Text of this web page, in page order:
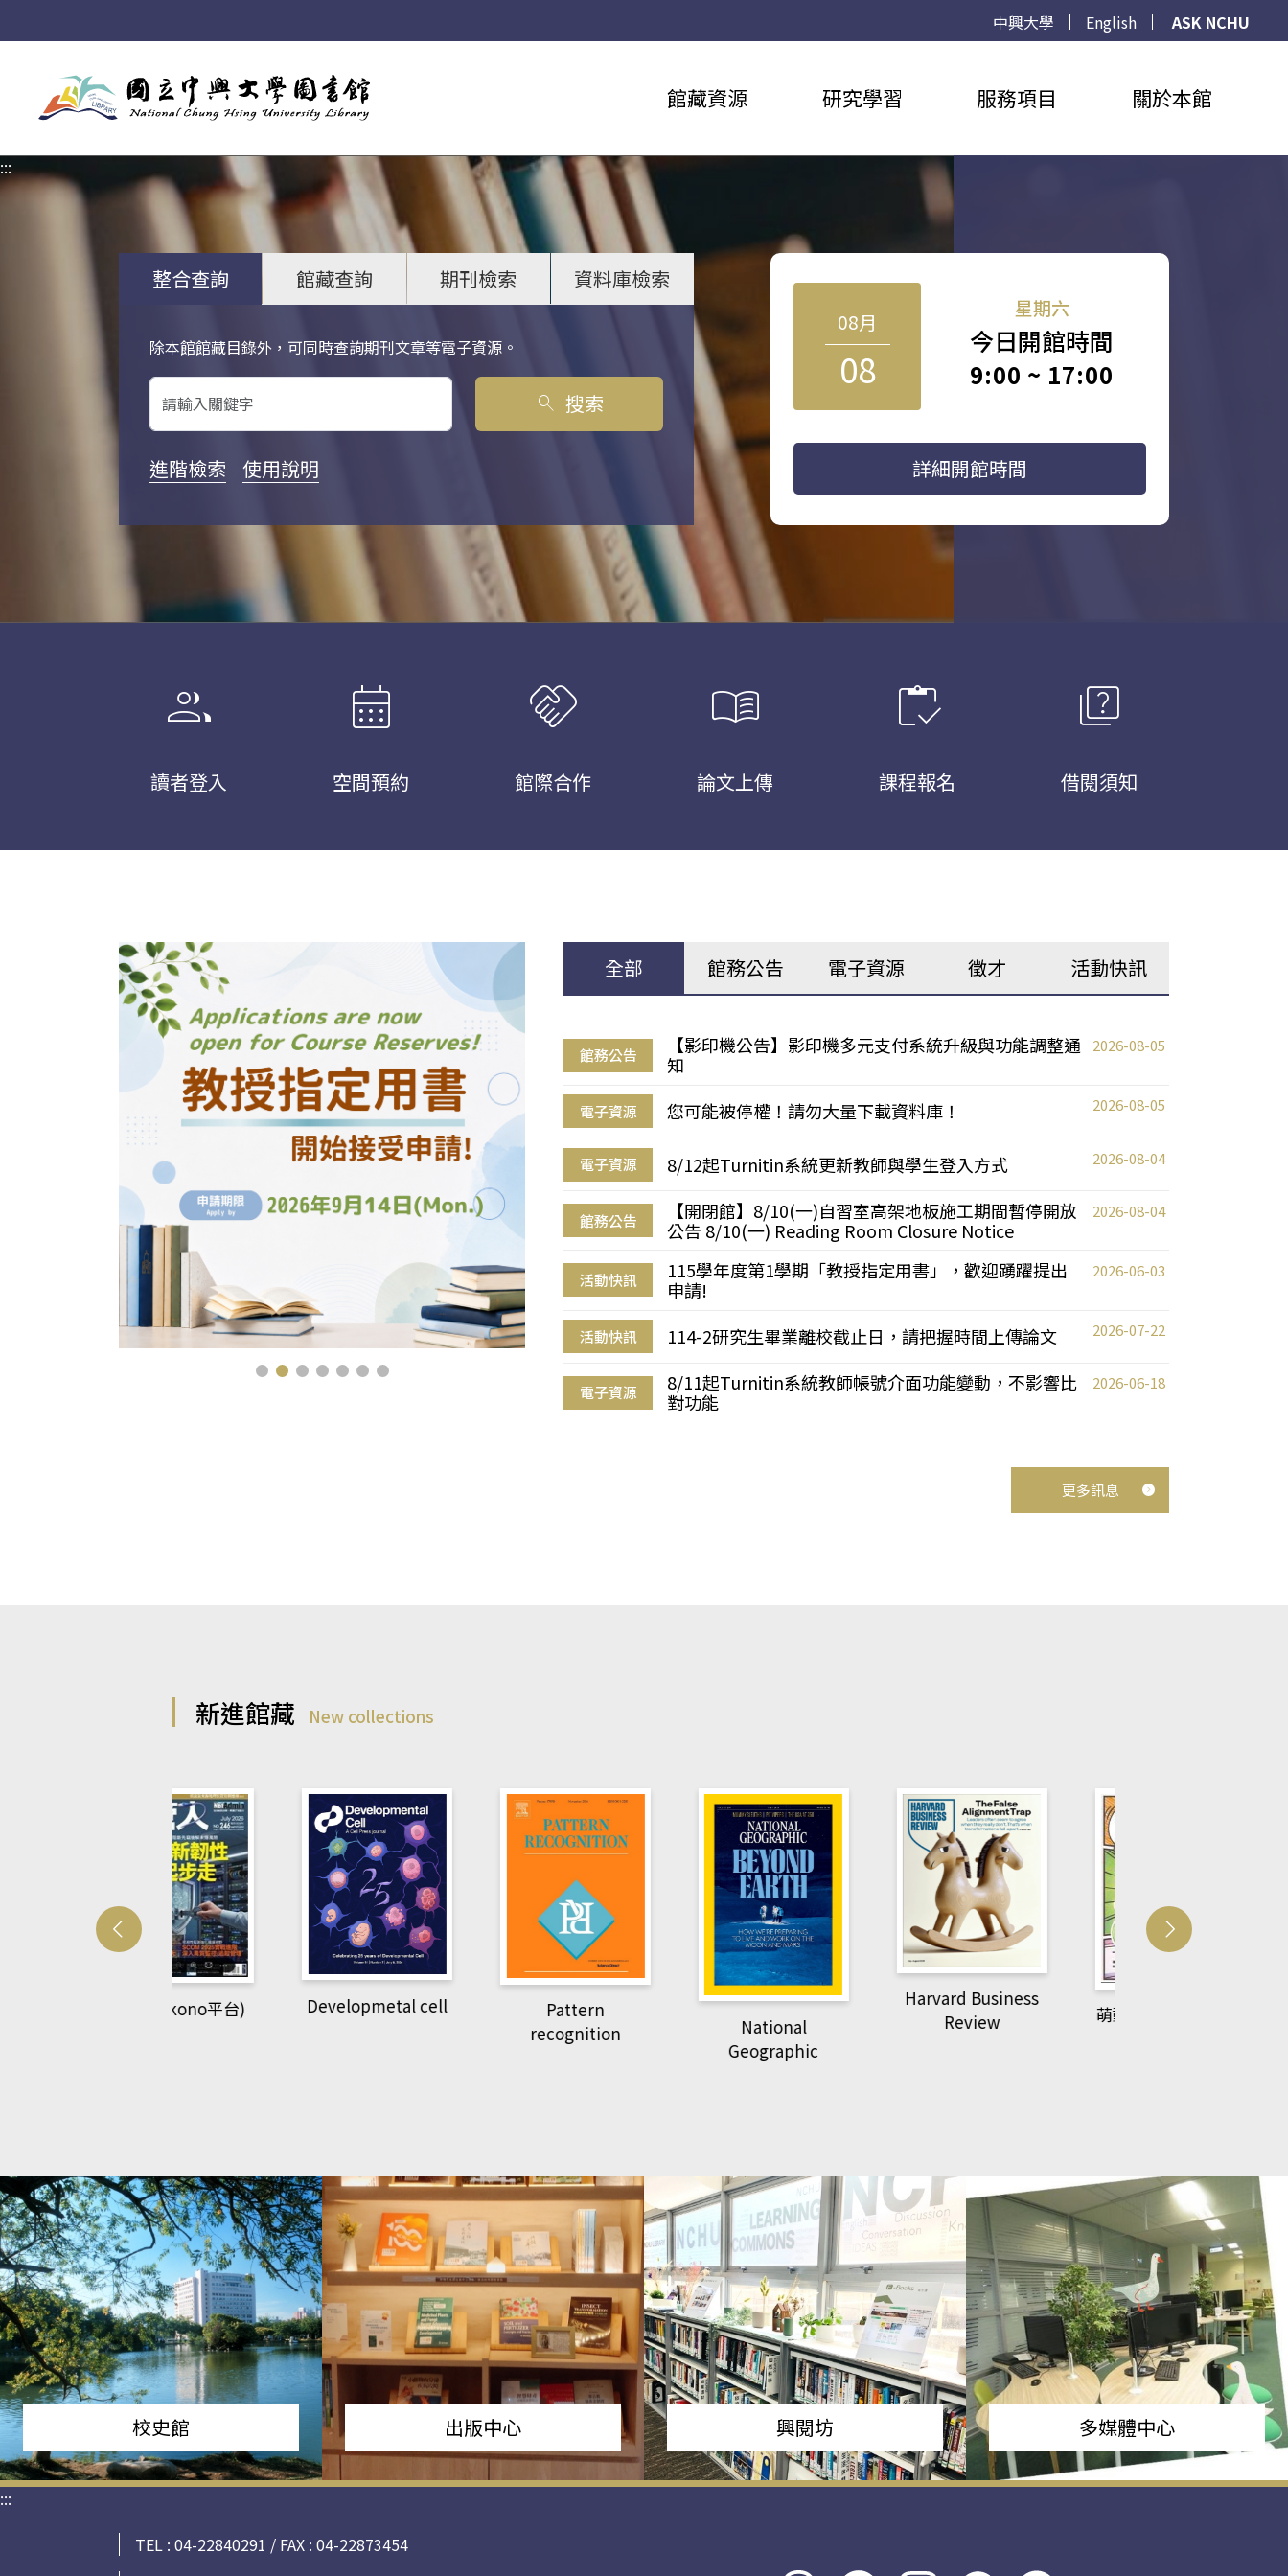
中興大學 English
ASK NCHU
館藏資源 研究學習 服務項目 關於本館
:::
整合查詢 館藏查詢 期刊檢索 資料庫檢索
除本館館藏目錄外，可同時查詢期刊文章等電子資源。
關鍵字搜尋
search 搜索
進階檢索 使用說明
08月
08
星期六
今日開館時間
9:00 ~ 17:00
詳細開館時間
group
讀者登入
calendar_month
空間預約
handshake
館際合作
menu_book
論文上傳
inventory
課程報名
quiz
借閱須知
全部 館務公告 電子資源 徵才 活動快訊
館務公告
【影印機公告】影印機多元支付系統升級與功能調整通
知
2026-08-05
電子資源 您可能被停權！請勿大量下載資料庫！ 2026-08-05
電子資源 8/12起Turnitin系統更新教師與學生登入方式 2026-08-04
館務公告
【開閉館】8/10(一)自習室高架地板施工期間暫停開放
公告 8/10(一) Reading Room Closure Notice
2026-08-04
活動快訊
115學年度第1學期「教授指定用書」，歡迎踴躍提出
申請!
2026-06-03
活動快訊 114-2研究生畢業離校截止日，請把握時間上傳論文 2026-07-22
電子資源
8/11起Turnitin系統教師帳號介面功能變動，不影響比
對功能
2026-06-18
更多訊息
新進館藏 New collections
Developmetal cell
Pattern
National
Harvard Business
萌動力一頁漫畫學生
校史館 出版中心 興閱坊 多媒體中心
:::
TEL : 04-22840291 / FAX : 04-22873454